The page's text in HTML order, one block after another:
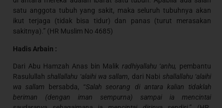
satu anggota tubuh yang sakit, maka seluruh tubuhnya akan
ikut terjaga (tidak bisa tidur) dan panas (turut merasakan
sakitnya).” (HR Muslim No 4685)
Hadis Arbain :
Dari Abu Hamzah Anas bin Malik radhiyallahu ‘anhu, pembantu
Rasulullah shallallahu ‘alaihi wa sallam, dari Nabi shallallahu ‘alaihi
wa sallam
bersabda, “Salah seorang di antara kalian tidaklah
beriman (dengan iman sempurna) sampai ia mencintai